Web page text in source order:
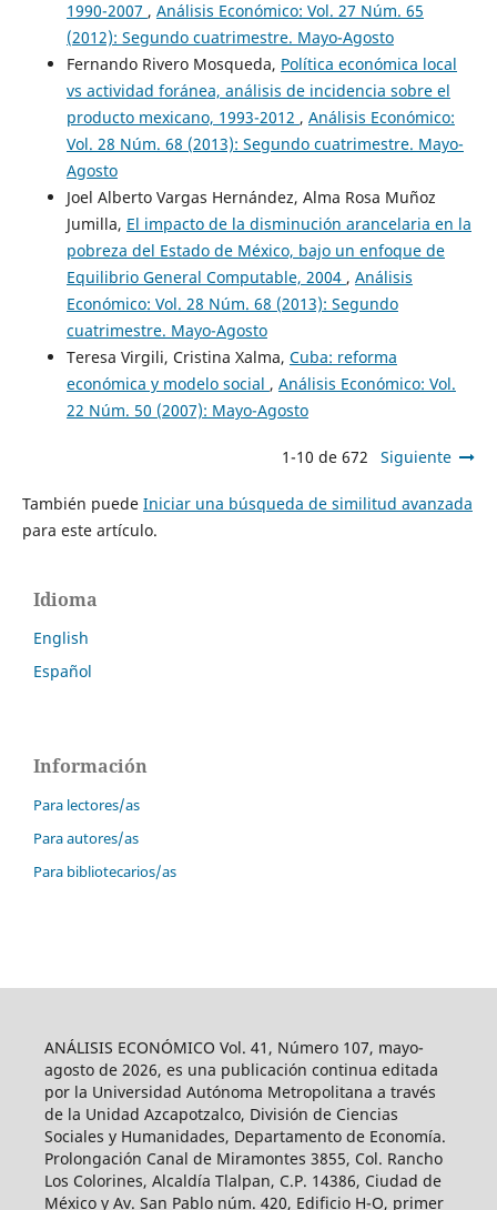
1990-2007 , Análisis Económico: Vol. 27 Núm. 65
(2012): Segundo cuatrimestre. Mayo-Agosto
Fernando Rivero Mosqueda, Política económica local
vs actividad foránea, análisis de incidencia sobre el
producto mexicano, 1993-2012 , Análisis Económico:
Vol. 28 Núm. 68 (2013): Segundo cuatrimestre. Mayo-
Agosto
Joel Alberto Vargas Hernández, Alma Rosa Muñoz
Jumilla, El impacto de la disminución arancelaria en la
pobreza del Estado de México, bajo un enfoque de
Equilibrio General Computable, 2004 , Análisis
Económico: Vol. 28 Núm. 68 (2013): Segundo
cuatrimestre. Mayo-Agosto
Teresa Virgili, Cristina Xalma, Cuba: reforma
económica y modelo social , Análisis Económico: Vol.
22 Núm. 50 (2007): Mayo-Agosto
1-10 de 672 Siguiente
También puede Iniciar una búsqueda de similitud avanzada
para este artículo.
Idioma
English
Español
Información
Para lectores/as
Para autores/as
Para bibliotecarios/as
ANÁLISIS ECONÓMICO Vol. 41, Número 107, mayo-
agosto de 2026, es una publicación continua editada
por la Universidad Autónoma Metropolitana a través
de la Unidad Azcapotzalco, División de Ciencias
Sociales y Humanidades, Departamento de Economía.
Prolongación Canal de Miramontes 3855, Col. Rancho
Los Colorines, Alcaldía Tlalpan, C.P. 14386, Ciudad de
México y Av. San Pablo núm. 420, Edificio H-O, primer